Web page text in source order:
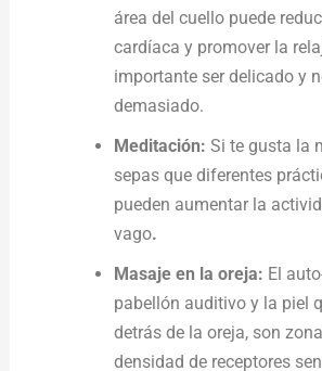
área del cuello puede
cardíaca y promover la
importante ser delicado y
demasiado.
Meditación: Si te gusta la
sepas que diferentes
pueden aumentar la
vago.
Masaje en la oreja: El
pabellón auditivo y la piel
detrás de la oreja, son
densidad de receptores